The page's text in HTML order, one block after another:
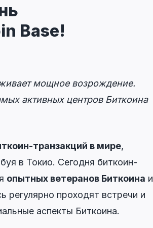
Base!
мощное возрождение.
активных центров Биткоина
транзакций в мире,
в Токио. Сегодня биткоин-
опытных ветеранов Биткоина и
регулярно проходят встречи и
аспекты Биткоина.